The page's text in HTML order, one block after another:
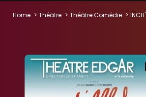
Home Théâtre Théâtre Comédie